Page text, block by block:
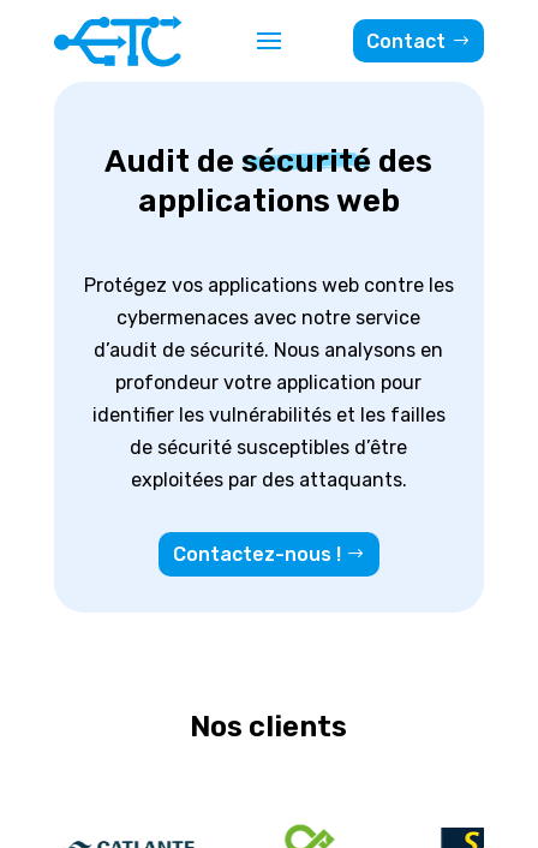
Contact
Audit desécurité des
applications web
Protégez vos applications web contre les
cybermenaces avec notre service
d’audit de sécurité. Nous analysons en
profondeur votre application pour
identifier les vulnérabilités et les failles
de sécurité susceptibles d’être
exploitées par des attaquants.
Contactez-nous !
Nos clients